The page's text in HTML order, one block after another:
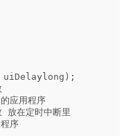
用程序
在定时中断里
序